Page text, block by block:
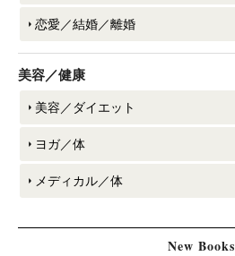
恋愛／結婚／離婚
美容／健康
美容／ダイエット
ヨガ／体
メディカル／体
New Books